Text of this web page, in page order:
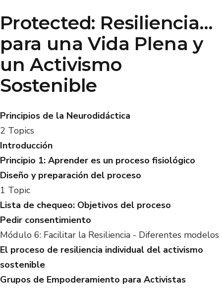
Protected: Resiliencia…
para una Vida Plena y
un Activismo
Sostenible
Principios de la Neurodidáctica
2 Topics
Introducción
Principio 1: Aprender es un proceso fisiológico
Diseño y preparación del proceso
1 Topic
Lista de chequeo: Objetivos del proceso
Pedir consentimiento
Módulo 6: Facilitar la Resiliencia - Diferentes modelos
El proceso de resiliencia individual del activismo
sostenible
Grupos de Empoderamiento para Activistas